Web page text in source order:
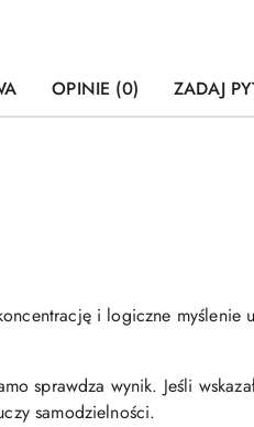
OPINIE (0) ZADAJ
i logiczne myślenie
sprawdza wynik. Jeśli
samodzielności.